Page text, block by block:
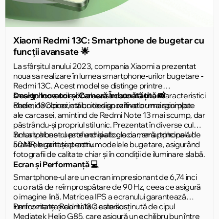
Xiaomi Redmi 13C: Smartphone de bugetar cu
funcții avansate 🌟
La sfârșitul anului 2023, compania Xiaomi a prezentat
noua sa realizare în lumea smartphone-urilor bugetare -
Redmi 13C. Acest model se distinge printre
smartphone-urile din clasa sa datorită unor caracteristici
cheie, de obicei, atribuite dispozitivelor mai scumpe.
Design Inovator și Cameră Îmbunătățită 📸
Redmi 13C prezintă un design rafinat cu margini plate
ale carcasei, amintind de Redmi Note 13 mai scump, dar
păstrându-și propriul stil unic. Prezentat în diverse culori,
inclusiv albastru profund și alb glaciar, smartphone-ul
arată elegant și atractiv.
Smartphone-ul este echipat cu o cameră principală de
50 MP, o raritate pentru modelele bugetare, asigurând
fotografii de calitate chiar și în condiții de iluminare slabă.
Ecran și Performanță 💻
Smartphone-ul are un ecran impresionant de 6,74 inci
cu o rată de reîmprospătare de 90 Hz, ceea ce asigură
o imagine lină. Matricea IPS a ecranului garantează
luminozitate și claritate a culorilor.
Performanța Redmi 13C este susținută de cipul
Mediatek Helio G85, care asigură un echilibru bun între